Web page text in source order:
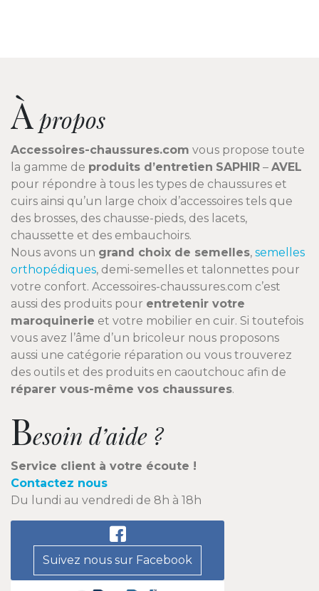
À propos
Accessoires-chaussures.com vous propose toute
la gamme de produits d’entretien SAPHIR – AVEL
pour répondre à tous les types de chaussures et
cuirs ainsi qu’un large choix d’accessoires tels que
des brosses, des chausse-pieds, des lacets,
chaussette et des embauchoirs.
Nous avons un grand choix de semelles, semelles
orthopédiques, demi-semelles et talonnettes pour
votre confort. Accessoires-chaussures.com c’est
aussi des produits pour entretenir votre
maroquinerie et votre mobilier en cuir. Si toutefois
vous avez l’âme d’un bricoleur nous proposons
aussi une catégorie réparation ou vous trouverez
des outils et des produits en caoutchouc afin de
réparer vous-même vos chaussures.
Besoin d’aide ?
Service client à votre écoute !
Contactez nous
Du lundi au vendredi de 8h à 18h
Suivez nous sur Facebook